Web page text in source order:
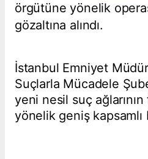
örgütüne yönelik
gözaltına alındı.
İstanbul Emniyet
Suçlarla Mücadele
yeni nesil suç
yönelik geniş kapsamlı